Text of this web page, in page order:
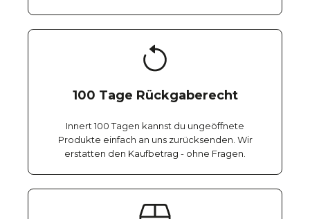
100 Tage Rückgaberecht
Innert 100 Tagen kannst du ungeöffnete
Produkte einfach an uns zurücksenden. Wir
erstatten den Kaufbetrag - ohne Fragen.